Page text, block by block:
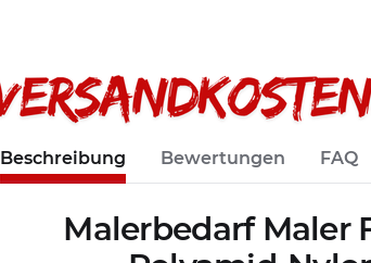
Beschreibung Bewertungen FAQ
Malerbedarf Maler